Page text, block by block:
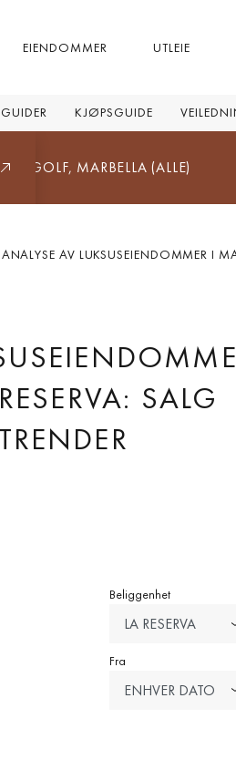
EIENDOMMER UTLEIE
KJØPSGUIDE
(ALLE) 5.377.500 €
ANALYSE AV LUKSUSEIENDOMMER I
SALG
Beliggenhet
LA RESERVA
Fra
ENHVER DATO